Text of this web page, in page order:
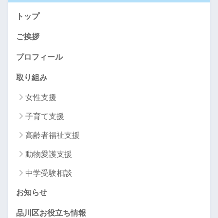
トップ
ご挨拶
プロフィール
取り組み
女性支援
子育て支援
高齢者福祉支援
動物愛護支援
中学受験相談
お知らせ
品川区お役立ち情報